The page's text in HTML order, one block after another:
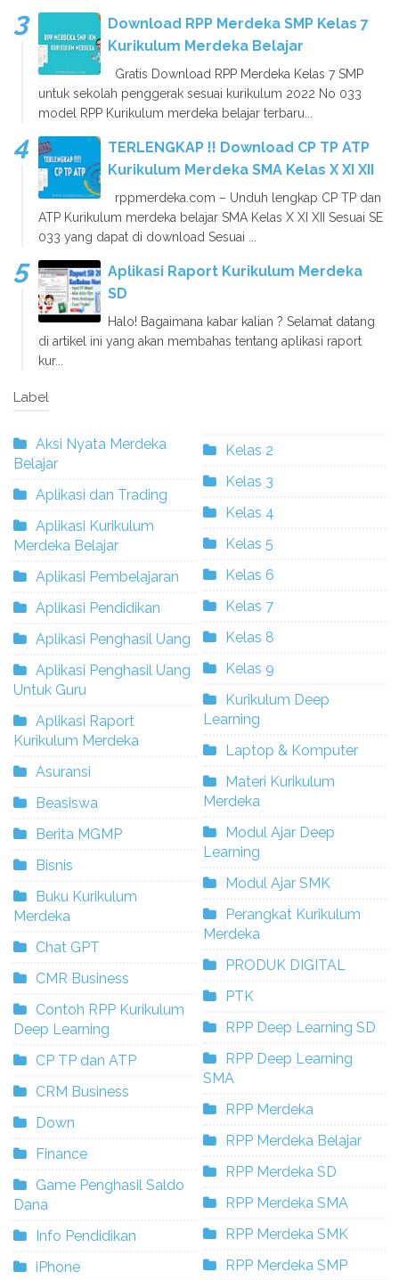
Download RPP Merdeka SMP Kelas 7
Kurikulum Merdeka Belajar
Gratis Download RPP Merdeka Kelas 7 SMP
untuk sekolah penggerak sesuai kurikulum 2022 No 033
model RPP Kurikulum merdeka belajar terbaru...
TERLENGKAP !! Download CP TP ATP
Kurikulum Merdeka SMA Kelas X XI XII
rppmerdeka.com – Unduh lengkap CP TP dan
ATP Kurikulum merdeka belajar SMA Kelas X XI XII Sesuai SE
033 yang dapat di download Sesuai ...
Aplikasi Raport Kurikulum Merdeka
SD
Halo! Bagaimana kabar kalian ? Selamat datang
di artikel ini yang akan membahas tentang aplikasi raport
kur...
Label
Aksi Nyata Merdeka
Belajar
Aplikasi dan Trading
Aplikasi Kurikulum
Merdeka Belajar
Aplikasi Pembelajaran
Aplikasi Pendidikan
Aplikasi Penghasil Uang
Aplikasi Penghasil Uang
Untuk Guru
Aplikasi Raport
Kurikulum Merdeka
Asuransi
Beasiswa
Berita MGMP
Bisnis
Buku Kurikulum
Merdeka
Chat GPT
CMR Business
Contoh RPP Kurikulum
Deep Learning
CP TP dan ATP
CRM Business
Down
Finance
Game Penghasil Saldo
Dana
Info Pendidikan
iPhone
Kelas 2
Kelas 3
Kelas 4
Kelas 5
Kelas 6
Kelas 7
Kelas 8
Kelas 9
Kurikulum Deep
Learning
Laptop & Komputer
Materi Kurikulum
Merdeka
Modul Ajar Deep
Learning
Modul Ajar SMK
Perangkat Kurikulum
Merdeka
PRODUK DIGITAL
PTK
RPP Deep Learning SD
RPP Deep Learning
SMA
RPP Merdeka
RPP Merdeka Belajar
RPP Merdeka SD
RPP Merdeka SMA
RPP Merdeka SMK
RPP Merdeka SMP